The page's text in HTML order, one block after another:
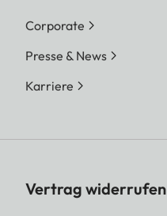
Corporate
Presse & News
Karriere
Vertrag widerrufen